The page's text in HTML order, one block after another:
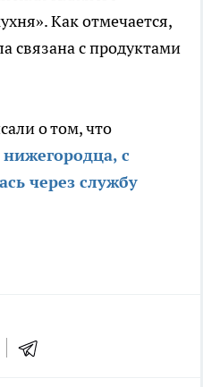
Как отмечается,
связана с продуктами
о том, что
с
через службу